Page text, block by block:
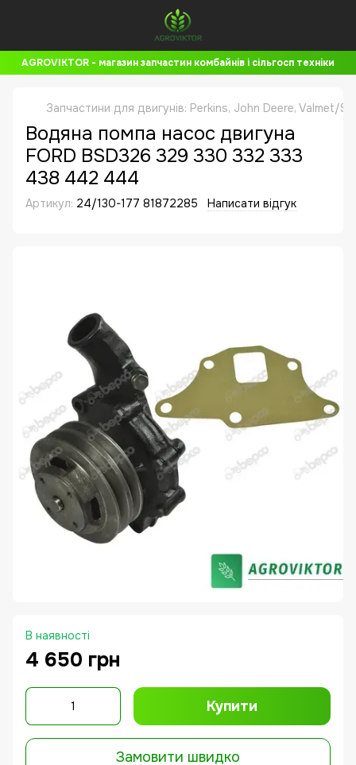
AGROVIKTOR - магазин запчастин комбайнів і сільгосп техніки
Запчастини для двигунів: Perkins, John Deere, Valmet/
Водяна помпа насос двигуна
FORD BSD326 329 330 332 333
438 442 444
Артикул: 24/130-177 81872285 Написати відгук
В наявності
4 650 грн
Купити
Замовити швидко